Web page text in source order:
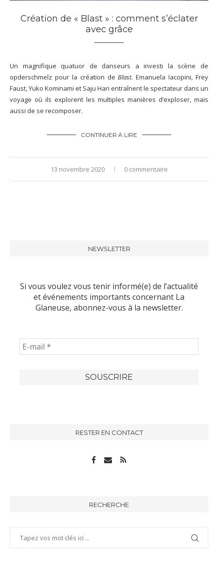
Création de « Blast » : comment s’éclater
avec grâce
Un magnifique quatuor de danseurs a investi la scène de
opderschmelz pour la création deBlast. Emanuela Iacopini, Frey
Faust, Yuko Kominami et Saju Hari entraînent le spectateur dans un
voyage où ils explorent les multiples manières d’exploser, mais
aussi de se recomposer.
CONTINUER À LIRE
13 novembre 2020 0 commentaire
NEWSLETTER
Si vous voulez vous tenir informé(e) de l’actualité
et événements importants concernant La
Glaneuse, abonnez-vous à la newsletter.
RESTER EN CONTACT
RECHERCHE